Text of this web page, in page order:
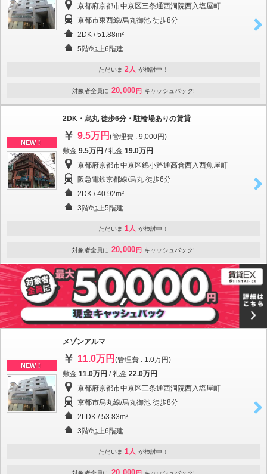
京都府京都市中京区三条通西洞院西入塩屋町
京都市東西線/烏丸御池 徒歩8分
2DK / 51.88m²
5階/地上6階建
ただいま 2人 が検討中！
対象者全員に 20,000 円 キャッシュバック!
NEW！
2DK・烏丸 徒歩6分・駐輪場ありの賃貸
9.5万円 (管理費 : 9,000円)
敷金 9.5万円 / 礼金 19.0万円
京都府京都市中京区錦小路通高倉西入西魚屋町
阪急電鉄京都線/烏丸 徒歩6分
2DK / 40.92m²
3階/地上5階建
ただいま 1人 が検討中！
対象者全員に 20,000 円 キャッシュバック!
NEW！
メゾンアルマ
11.0万円 (管理費 : 1.0万円)
敷金 11.0万円 / 礼金 22.0万円
京都府京都市中京区三条通西洞院西入塩屋町
京都市烏丸線/烏丸御池 徒歩8分
2LDK / 53.83m²
3階/地上6階建
ただいま 1人 が検討中！